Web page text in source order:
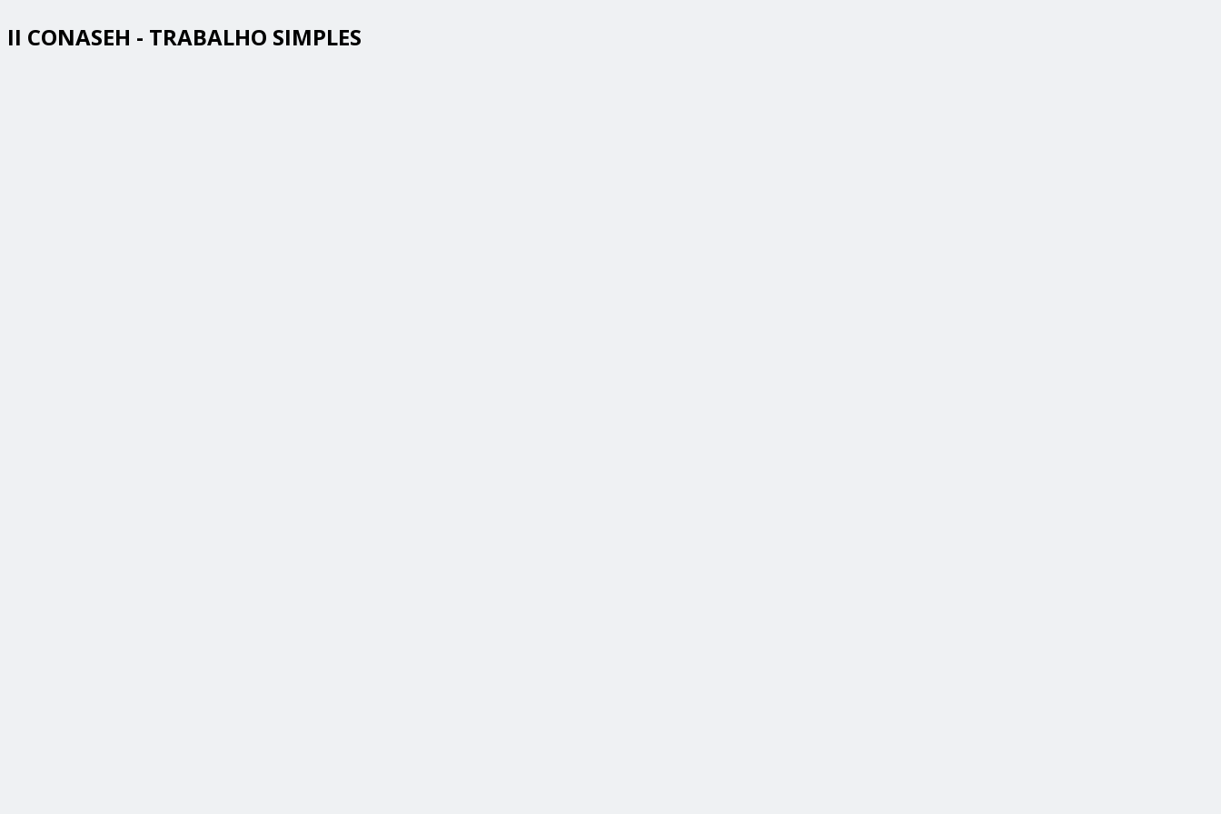
II CONASEH - TRABALHO SIMPLES